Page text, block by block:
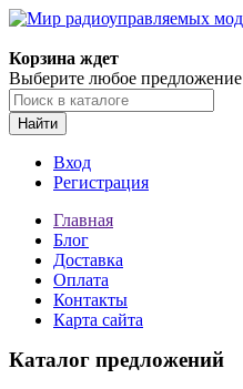
Корзина ждет
Выберите любое предложение
Найти
Вход
Регистрация
Главная
Блог
Доставка
Оплата
Контакты
Карта сайта
Каталог предложений